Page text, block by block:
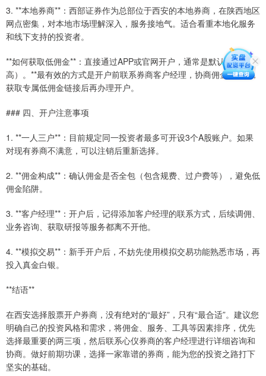
3. **本地券商**：西部证券作为总部位于西安的本地券商，在陕西地区
网点密集，对本地市场理解深入，服务接地气。适合看重本地化服务
和线下支持的投资者。
**如何获取低佣金**：直接通过APP或官网开户，通常是默认佣金（较
高）。**最有效的方式是开户前联系券商客户经理，协商佣金费率**，
获取专属低佣金链接后再办理开户。
### 四、开户注意事项
1. **一人三户**：目前规定同一投资者最多可开设3个A股账户。如果
对现有券商不满意，可以注销后重新选择。
2. **佣金构成**：确认佣金是否全包（包含规费、过户费等），避免低
佣金陷阱。
3. **客户经理**：开户后，记得添加客户经理的联系方式，后续调佣、
业务咨询、获取研报等服务都离不开他。
4. **模拟交易**：新手开户后，不妨先使用模拟交易功能熟悉市场，再
投入真金白银。
**结语**
在西安选择股票开户券商，没有绝对的“最好”，只有“最合适”。建议您
明确自己的投资风格和需求，将佣金、服务、工具等因素排序，优先
选择最重要的两三项，然后联系心仪券商的客户经理进行详细咨询和
协商。做好前期功课，选择一家靠谱的券商，能为您的投资之路打下
坚实的基础。